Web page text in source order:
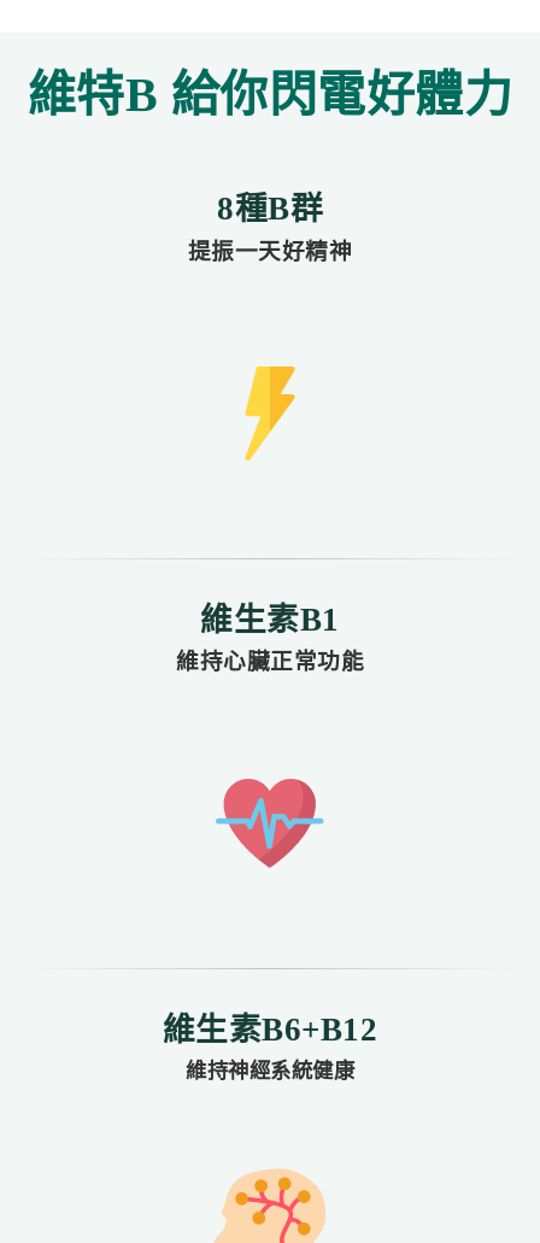
維特B 給你閃電好體力
8種B群
提振一天好精神
維生素B1
維持心臟正常功能
維生素B6+B12
維持神經系統健康